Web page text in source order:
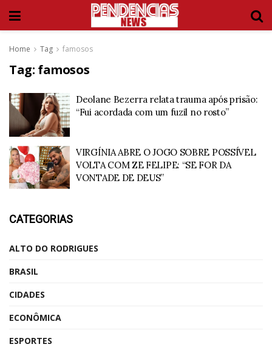
Home Tag famosos
Tag: famosos
Deolane Bezerra relata trauma após prisão:
“Fui acordada com um fuzil no rosto”
VIRGÍNIA ABRE O JOGO SOBRE POSSÍVEL
VOLTA COM ZE FELIPE: “SE FOR DA
VONTADE DE DEUS”
CATEGORIAS
ALTO DO RODRIGUES
BRASIL
CIDADES
ECONÔMICA
ESPORTES